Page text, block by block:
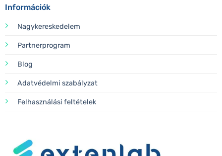
Információk
Nagykereskedelem
Partnerprogram
Blog
Adatvédelmi szabályzat
Felhasználási feltételek